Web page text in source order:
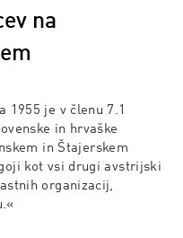
na
1955 je v členu 7.1
in hrvaške
in Štajerskem
kot vsi drugi avstrijski
organizacij,